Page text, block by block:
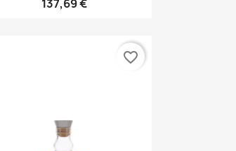
137,69 €
favorite_border